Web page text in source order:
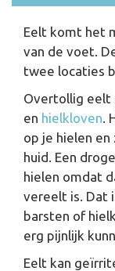
Eelt komt het
van de voet.
twee locaties
Overtollig eelt
en hielkloven
op je hielen
huid. Een
hielen omdat
vereelt is. Dat
barsten of
erg pijnlijk
Eelt kan